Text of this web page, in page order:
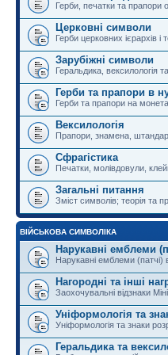
Герби, печатки та прапори
Церковні символи
Герби церковних ієрархів
Зарубіжні символи
Геральдика, вексилологія
Герби та прапори в
Герби та прапори на
Вексилологія
Прапори, знамена,
Сфрагістика
Печатки, молівдовули,
Загальні питання
Зміст символів; теорія та
ВІЙСЬКОВА СИМВОЛІКА
Нарукавні емблеми
Нарукавні емблеми (патчі)
Нагородні та інші
Заохочувальні відзнаки
Уніформологія та
Уніформологія та знаки
Геральдика та